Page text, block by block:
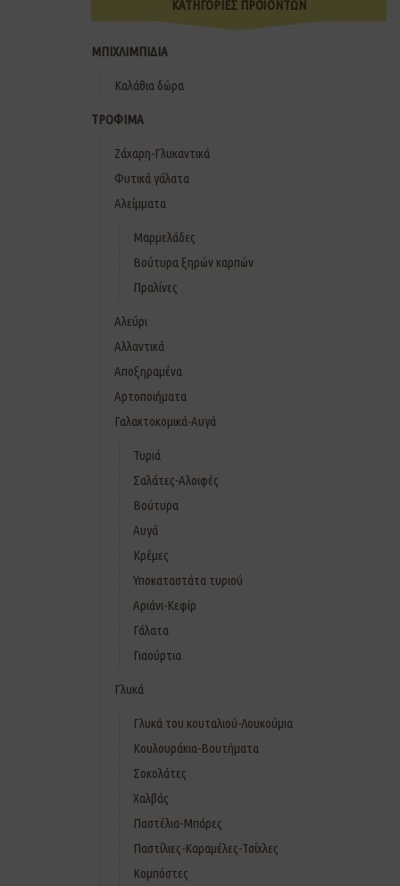
ΚΑΤΗΓΟΡΙΕΣ ΠΡΟΪΟΝΤΩΝ
ΜΠΙΧΛΙΜΠΙΔΙΑ
Καλάθια δώρα
ΤΡΟΦΙΜΑ
Ζάχαρη-Γλυκαντικά
Φυτικά γάλατα
Αλείμματα
Μαρμελάδες
Βούτυρα ξηρών καρπών
Πραλίνες
Αλεύρι
Αλλαντικά
Αποξηραμένα
Αρτοποιήματα
Γαλακτοκομικά-Αυγά
Τυριά
Σαλάτες-Αλοιφές
Βούτυρα
Αυγά
Κρέμες
Υποκαταστάτα τυριού
Αριάνι-Κεφίρ
Γάλατα
Γιαούρτια
Γλυκά
Γλυκά του κουταλιού-Λουκούμια
Κουλουράκια-Βουτήματα
Σοκολάτες
Χαλβάς
Παστέλια-Μπάρες
Παστίλιες-Καραμέλες-Τσίχλες
Κομπόστες